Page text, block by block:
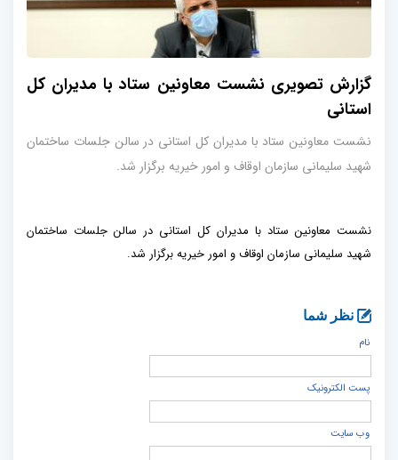
گزارش تصویری نشست معاونین ستاد با مدیران کل
استانی
نشست معاونین ستاد با مدیران کل استانی در سالن جلسات ساختمان
شهید سلیمانی سازمان اوقاف و امور خیریه برگزار شد.
نشست معاونین ستاد با مدیران کل استانی در سالن جلسات ساختمان
شهید سلیمانی سازمان اوقاف و امور خیریه برگزار شد.
نظر شما
نام
پست الكترونيک
وب سایت